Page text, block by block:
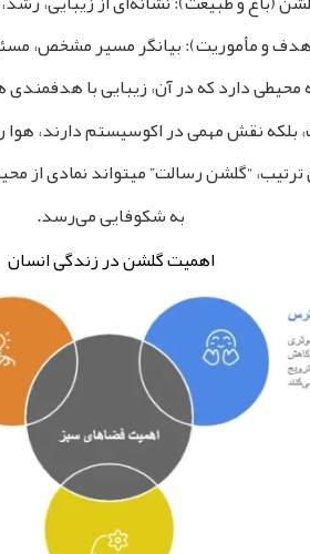
و مأموریت): بیانگر مسیر مشخص،
محیطی دارد که در آن، زیبایی با
نقش مهمی در اکوسیستم دارند،
“گلشن رسالت” میتواند نمادی از
به شکوفایی می‌رسد.
اهمیت گلشن در زندگی انسان